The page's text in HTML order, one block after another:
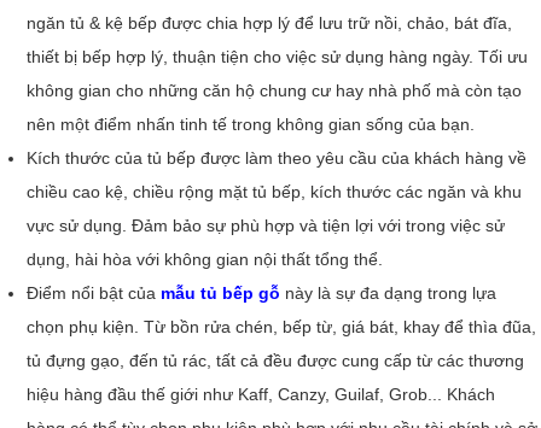
ngăn tủ & kệ bếp được chia hợp lý để lưu trữ nồi, chảo, bát đĩa,
thiết bị bếp hợp lý, thuận tiện cho việc sử dụng hàng ngày. Tối ưu
không gian cho những căn hộ chung cư hay nhà phố mà còn tạo
nên một điểm nhấn tinh tế trong không gian sống của bạn.
Kích thước của tủ bếp được làm theo yêu cầu của khách hàng về
chiều cao kệ, chiều rộng mặt tủ bếp, kích thước các ngăn và khu
vực sử dụng. Đảm bảo sự phù hợp và tiện lợi với trong việc sử
dụng, hài hòa với không gian nội thất tổng thể.
Điểm nổi bật của mẫu tủ bếp gỗ này là sự đa dạng trong lựa
chọn phụ kiện. Từ bồn rửa chén, bếp từ, giá bát, khay để thìa đũa,
tủ đựng gạo, đến tủ rác, tất cả đều được cung cấp từ các thương
hiệu hàng đầu thế giới như Kaff, Canzy, Guilaf, Grob... Khách